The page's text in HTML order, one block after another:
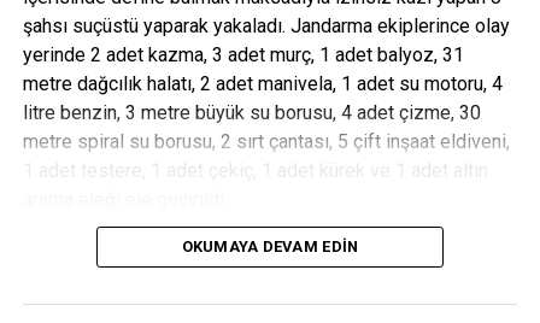
Aday adaylarımız vardı. Hepsi değerli kişilerdi. O
arkadaşlar aramızda kişileri tercih ettik. Bundan sonra bize
düşen bu adaylarımızın peşinde olmaktır. Gerçekten AK
Parti ile ise, gerçekten ilçesine hizmet etmek istiyorlarsa,
aday gösterilen arkadaşa destek olurlar. Partili olmak,
demokrasiye inanmak bunu gerektirir. Arkadaşlarımızdan
şahsı suçüstü yaparak yakaladı. Jandarma ekiplerince olay
yerinde 2 adet kazma, 3 adet murç, 1 adet balyoz, 31
metre dağcılık halatı, 2 adet manivela, 1 adet su motoru, 4
litre benzin, 3 metre büyük su borusu, 4 adet çizme, 30
metre spiral su borusu, 2 sırt çantası, 5 çift inşaat eldiveni,
1 adet testere, 1 adet çekiç, 1 adet kürek ve 1 adet altın
Jandarma ekiplerince gözaltına alınan 8 şüpheli şahıs
etme suçundan idari para cezası uygulandı. Olayla ilgili
OKUMAYA DEVAM EDIN